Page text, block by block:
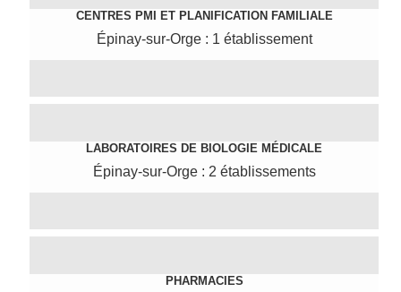
CENTRES PMI ET PLANIFICATION FAMILIALE
Épinay-sur-Orge : 1 établissement
LABORATOIRES DE BIOLOGIE MÉDICALE
Épinay-sur-Orge : 2 établissements
PHARMACIES